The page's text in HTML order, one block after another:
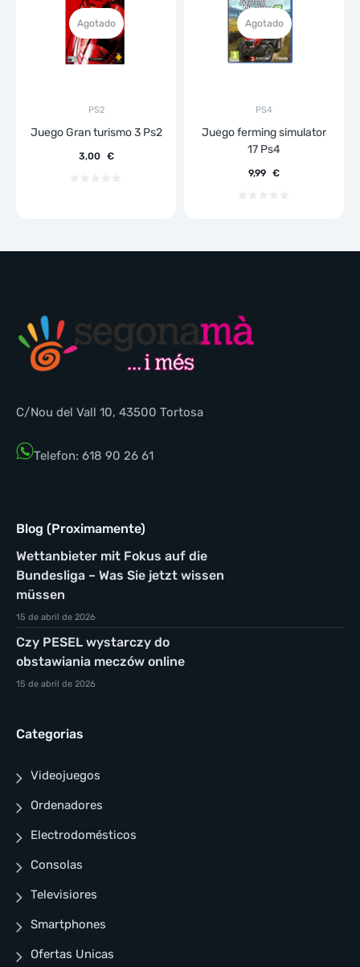
Agotado
PS2
Juego Gran turismo 3 Ps2
3,00 €
Agotado
PS4
Juego ferming simulator
17 Ps4
9,99 €
C/Nou del Vall 10, 43500 Tortosa
Telefon: 618 90 26 61
Blog (Proximamente)
Wettanbieter mit Fokus auf die
Bundesliga – Was Sie jetzt wissen
müssen
15 de abril de 2026
Czy PESEL wystarczy do
obstawiania meczów online
15 de abril de 2026
Categorias
Videojuegos
Ordenadores
Electrodomésticos
Consolas
Televisiores
Smartphones
Ofertas Unicas